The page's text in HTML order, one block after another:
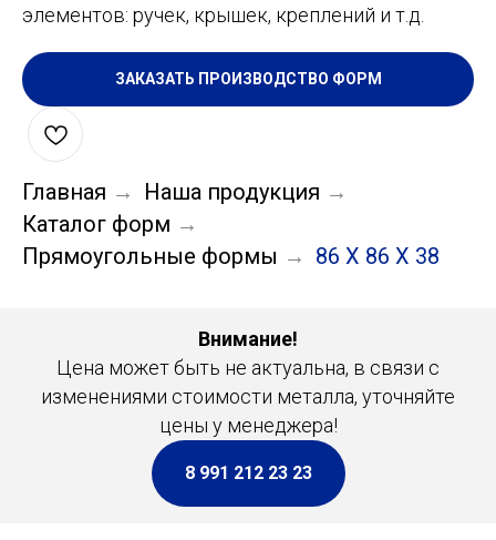
элементов: ручек, крышек, креплений и т.д.
ЗАКАЗАТЬ ПРОИЗВОДСТВО ФОРМ
Главная → Наша продукция →
Каталог форм →
Прямоугольные формы → 86 Х 86 Х 38
Внимание!
Цена может быть не актуальна, в связи с
изменениями стоимости металла, уточняйте
цены у менеджера!
8 991 212 23 23